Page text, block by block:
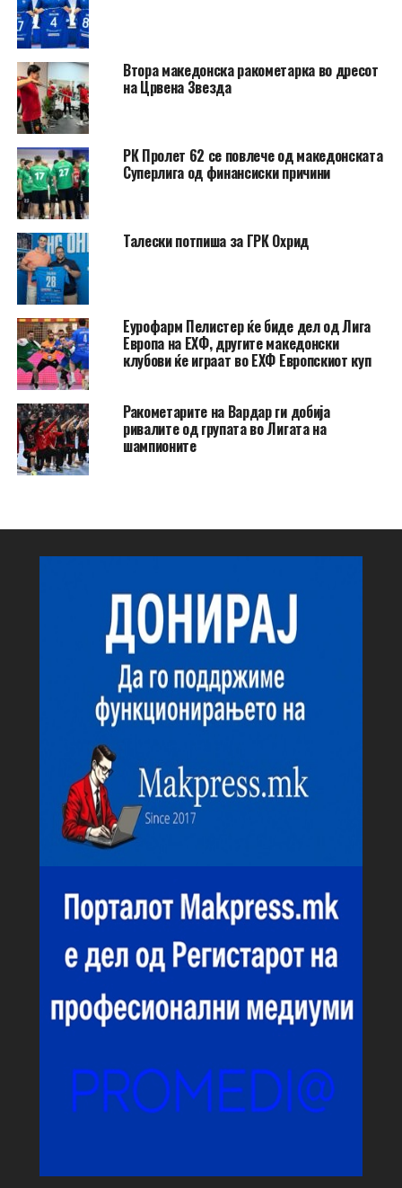
Втора македонска ракометарка во дресот
на Црвена Звезда
РК Пролет 62 се повлече од македонската
Суперлига од финансиски причини
Талески потпиша за ГРК Охрид
Еурофарм Пелистер ќе биде дел од Лига
Европа на ЕХФ, другите македонски
клубови ќе играат во ЕХФ Европскиот куп
Ракометарите на Вардар ги добија
ривалите од групата во Лигата на
шампионите